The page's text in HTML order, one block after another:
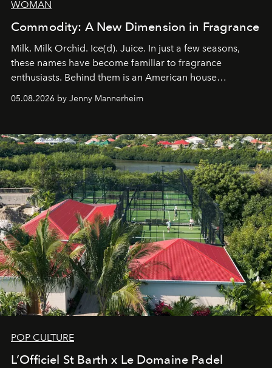
WOMAN
Commodity: A New Dimension in Fragrance
Milk. Milk Orchid. Ice(d). Juice. In just a few seasons,
these names have become familiar to fragrance
enthusiasts. Behind them is an American house
redefining the codes of contemporary perfumery with
an approach that is as intuitive as it is personal:
05.08.2026 by Jenny Mannerheim
POP CULTURE
L’Officiel St Barth x Le Domaine Padel